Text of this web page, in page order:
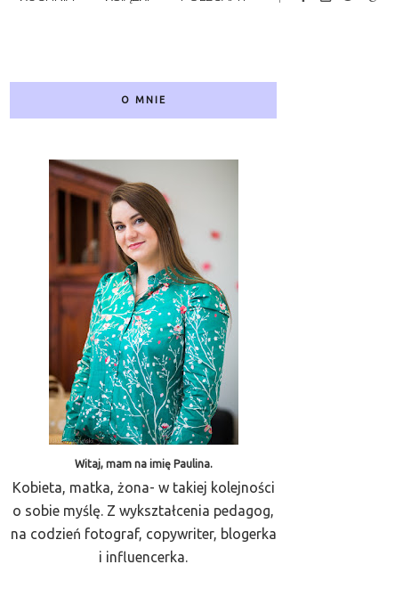
O MNIE
Witaj, mam na imię Paulina.
Kobieta, matka, żona- w takiej kolejności
o sobie myślę. Z wykształcenia pedagog,
na codzień fotograf, copywriter, blogerka
i influencerka.